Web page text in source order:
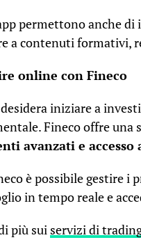
permettono anche
a contenuti formativi,
online con Fineco
iniziare a
Fineco offre una
avanzati e
è possibile gestire
in tempo reale e
più sui servizi di